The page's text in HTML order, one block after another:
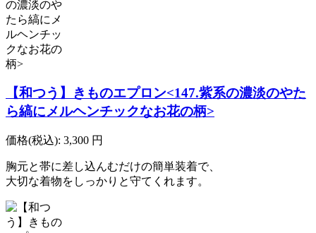
【和つう】きものエプロン<147.紫系の濃淡のやた
ら縞にメルヘンチックなお花の柄>
価格(税込): 3,300 円
胸元と帯に差し込んむだけの簡単装着で、
大切な着物をしっかりと守てくれます。